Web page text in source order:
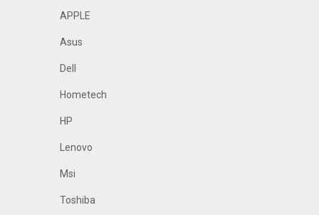
APPLE
Asus
Dell
Hometech
HP
Lenovo
Msi
Toshiba